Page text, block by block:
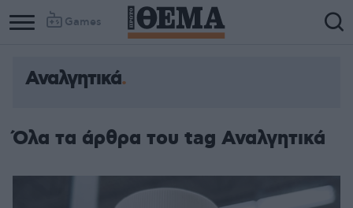
Games
Column
Column
Αναλγητικά
Όλα τα άρθρα του tag Αναλγητικά